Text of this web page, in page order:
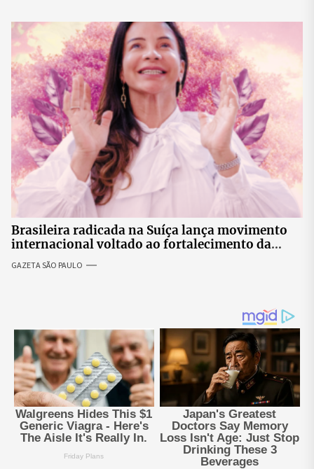
Brasileira radicada na Suíça lança movimento
internacional voltado ao fortalecimento da
identidade feminina
GAZETA SÃO PAULO